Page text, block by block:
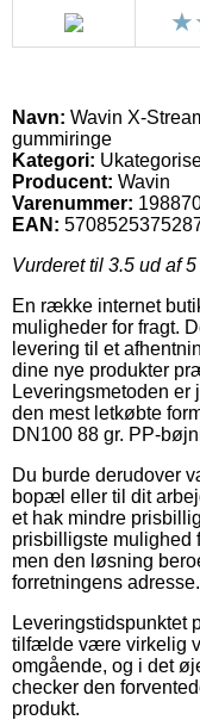
Navn: Wavin X-
gummiringe
Kategori:
Producent: Wavin
Varenummer:
EAN:
Vurderet til 3.5 ud af
En række internet
muligheder for fragt.
levering til et
dine nye produkter
Leveringsmetoden
den mest letkøbte
DN100 88 gr. PP-
Du burde derudover
bopæl eller til dit
et hak mindre
prisbilligste mulighed
men den løsning
forretningens adresse.
Leveringstidspunktet
tilfælde være virkelig
omgående, og i det
checker den
produkt.